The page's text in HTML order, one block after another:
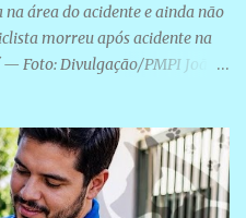
área do acidente e ainda não
morreu após acidente na
Foto: Divulgação/PMPI João
caminhão com marcas de
local. Segundo o 10º Batalhão
foi acionada por volta das 6h